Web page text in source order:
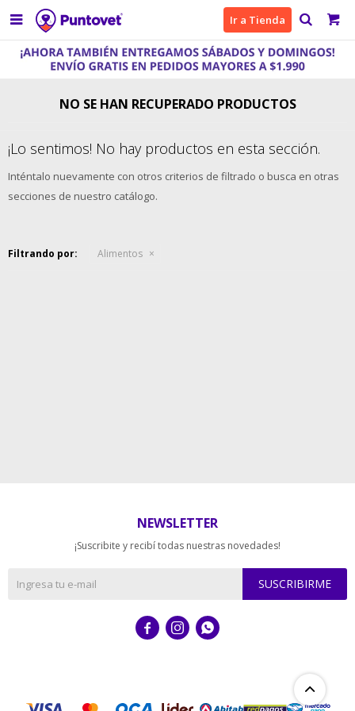
 Ir a Tienda
NO SE HAN RECUPERADO PRODUCTOS
¡Lo sentimos! No hay productos en esta sección.
Inténtalo nuevamente con otros criterios de filtrado o busca en otras
secciones de nuestro catálogo.
Filtrando por: Alimentos
NEWSLETTER
¡Suscribite y recibí todas nuestras novedades!
SUSCRIBIRME
  